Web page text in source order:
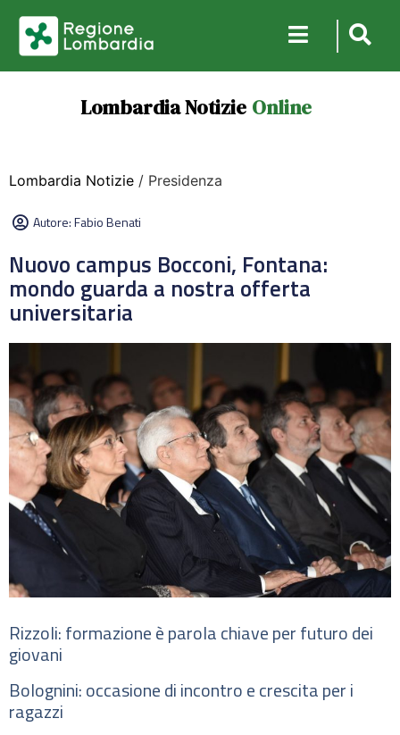
Lombardia Notizie Online
Lombardia Notizie / Presidenza
Autore:Fabio Benati
Nuovo campus Bocconi, Fontana:
mondo guarda a nostra offerta
universitaria
Rizzoli: formazione è parola chiave per futuro dei
giovani
Bolognini: occasione di incontro e crescita per i
ragazzi